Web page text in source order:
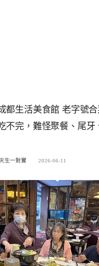
都生活美食館 老字號合
不完，難怪聚餐、尾牙
生一對寶 2026-06-11